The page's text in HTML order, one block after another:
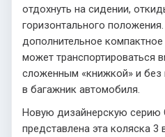
отдохнуть на сидении,
горизонтального
дополнительное
может транспортироваться
сложенным «книжкой» и
в багажник автомобиля.
Новую дизайнерскую серию
представлена эта коляска 3